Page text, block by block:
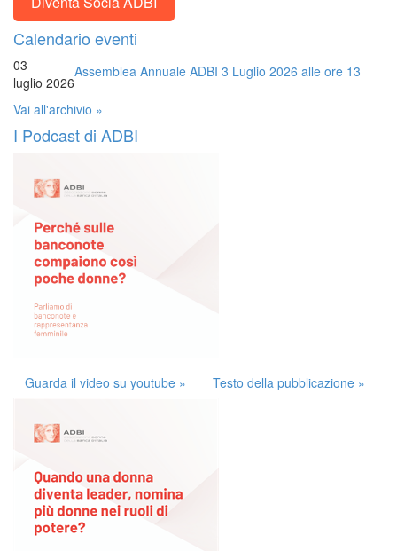
Calendario eventi
03
luglio 2026
Assemblea Annuale ADBI 3 Luglio 2026 alle ore 13
Vai all'archivio »
I Podcast di ADBI
Guarda il video su youtube » Testo della pubblicazione »